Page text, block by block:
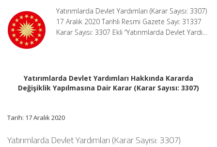
(Karar
Sayısı:
3307)
için
Yatırımlarda Devlet Yardımları (Karar Sayısı: 3307)
17 Aralık 2020 Tarihli Resmi Gazete Sayı: 31337
Karar Sayısı: 3307 Ekli “Yatırımlarda Devlet Yardı…
Yatırımlarda Devlet Yardımları Hakkında Kararda
Değişiklik Yapılmasına Dair Karar (Karar Sayısı: 3307)
Tarih: 17 Aralık 2020
Yatırımlarda Devlet Yardımları (Karar Sayısı: 3307)